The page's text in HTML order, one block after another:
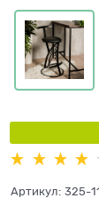
Артикул: 325-